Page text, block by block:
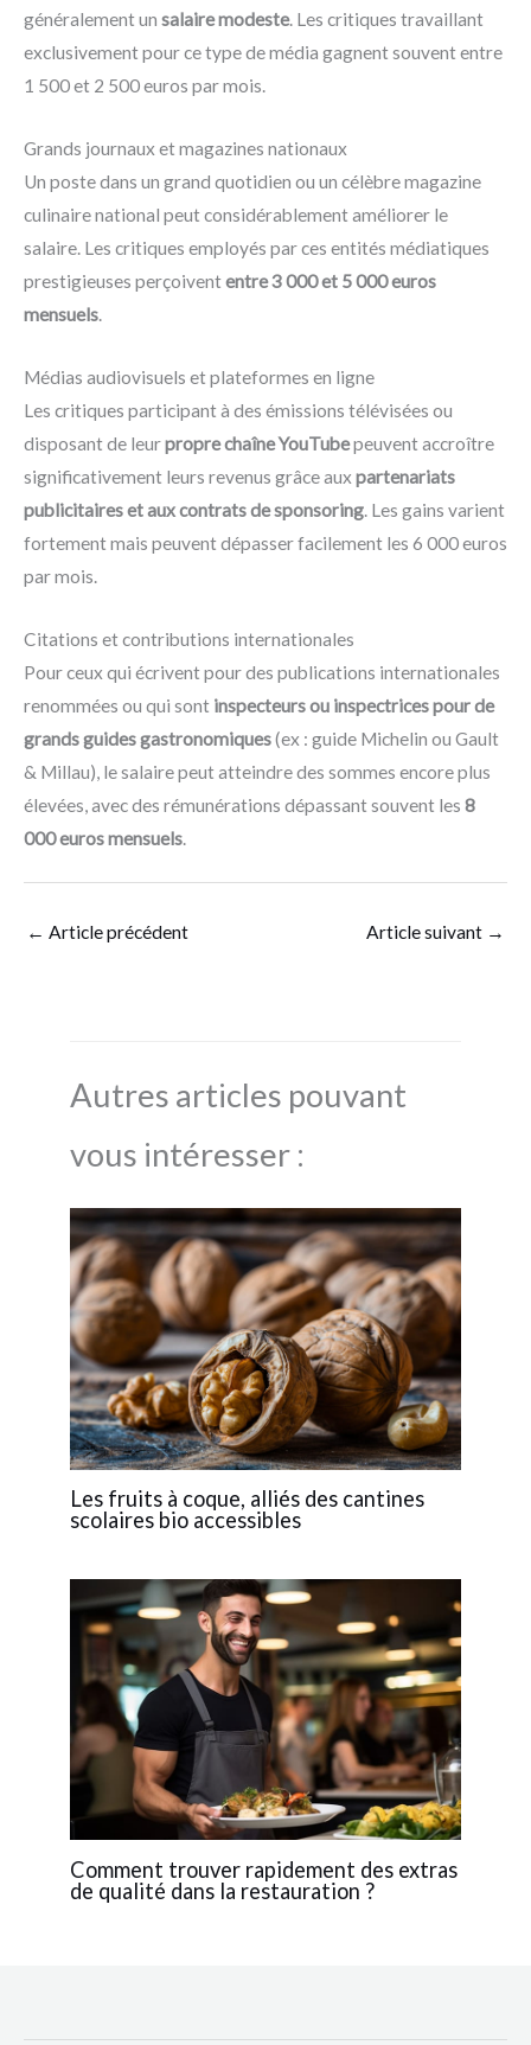
généralement un salaire modeste. Les critiques travaillant
exclusivement pour ce type de média gagnent souvent entre
1 500 et 2 500 euros par mois.
Grands journaux et magazines nationaux
Un poste dans un grand quotidien ou un célèbre magazine
culinaire national peut considérablement améliorer le
salaire. Les critiques employés par ces entités médiatiques
prestigieuses perçoivententre 3 000 et 5 000 euros
mensuels.
Médias audiovisuels et plateformes en ligne
Les critiques participant à des émissions télévisées ou
disposant de leurpropre chaîne YouTubepeuvent accroître
significativement leurs revenus grâce aux partenariats
publicitaires et aux contrats de sponsoring. Les gains varient
fortement mais peuvent dépasser facilement les 6 000 euros
par mois.
Citations et contributions internationales
Pour ceux qui écrivent pour des publications internationales
renommées ou qui sont inspecteurs ou inspectrices pour de
grands guides gastronomiques(ex : guide Michelin ou Gault
& Millau), le salaire peut atteindre des sommes encore plus
élevées, avec des rémunérations dépassant souvent les 8
000 euros mensuels.
← Article précédent Article suivant →
Autres articles pouvant
vous intéresser :
Les fruits à coque, alliés des cantines
scolaires bio accessibles
Comment trouver rapidement des extras
de qualité dans la restauration ?